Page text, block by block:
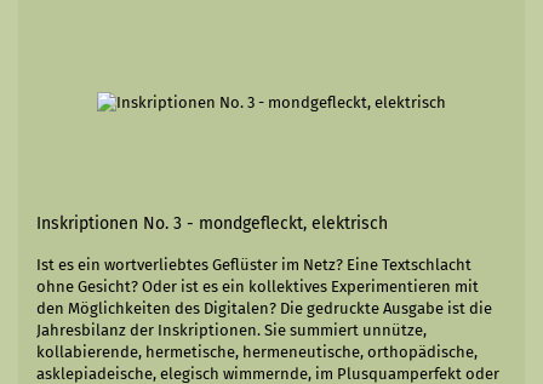
Inskriptionen No. 3 - mondgefleckt, elektrisch
Ist es ein wortverliebtes Geflüster im Netz? Eine Textschlacht
ohne Gesicht? Oder ist es ein kollektives Experimentieren mit
den Möglichkeiten des Digitalen? Die gedruckte Ausgabe ist die
Jahresbilanz der Inskriptionen. Sie summiert unnütze,
kollabierende, hermetische, hermeneutische, orthopädische,
asklepiadeische, elegisch wimmernde, im Plusquamperfekt oder